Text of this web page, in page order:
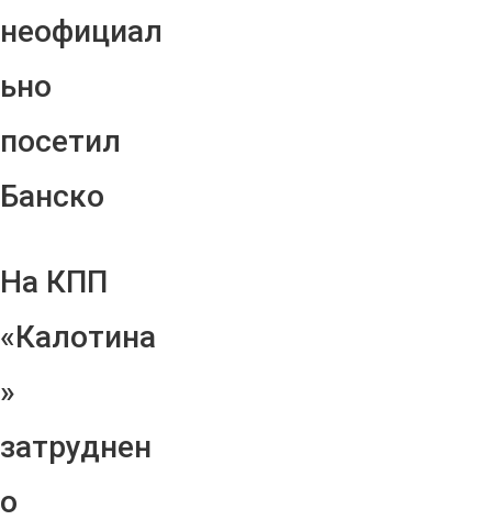
неофициал
ьно
посетил
Банско
На КПП
«Калотина
»
затруднен
о